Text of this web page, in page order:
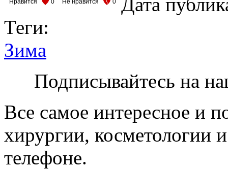
Теги:
Зима
Подписывайтесь на
Все самое интересное и
хирургии, косметологии
телефоне.